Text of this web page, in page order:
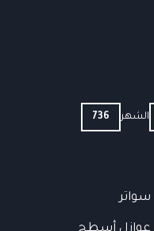
الشهر 736
سواتر